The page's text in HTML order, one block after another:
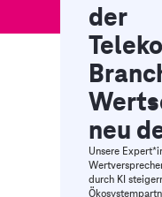
der
neu
Unsere
durch KI